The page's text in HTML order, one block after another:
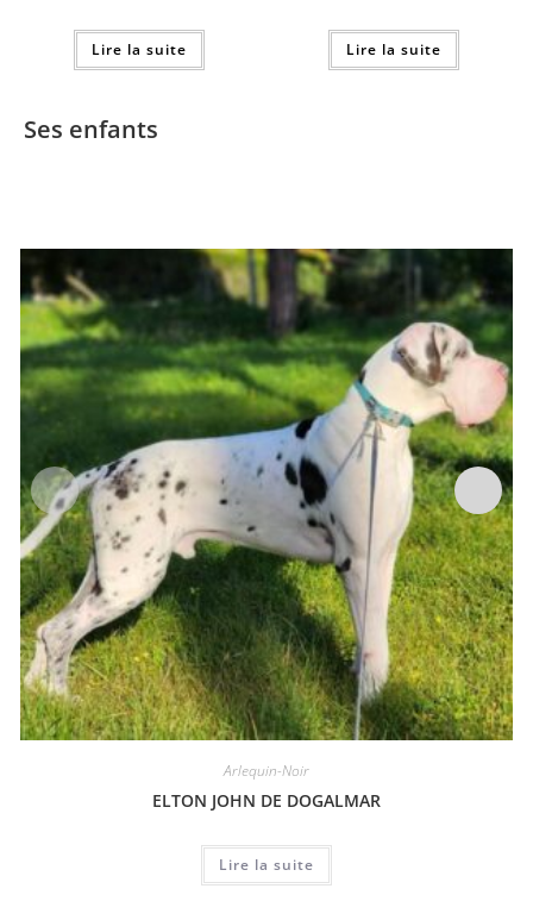
Lire la suite Lire la suite
Ses enfants
Arlequin-Noir
ELTON JOHN DE DOGALMAR
Lire la suite